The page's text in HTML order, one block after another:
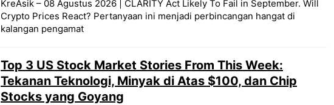
KreAsik – 08 Agustus 2026 | CLARITY Act Likely To Fail in September. Will
Crypto Prices React? Pertanyaan ini menjadi perbincangan hangat di
kalangan pengamat
Top 3 US Stock Market Stories From This Week:
Tekanan Teknologi, Minyak di Atas $100, dan Chip
Stocks yang Goyang